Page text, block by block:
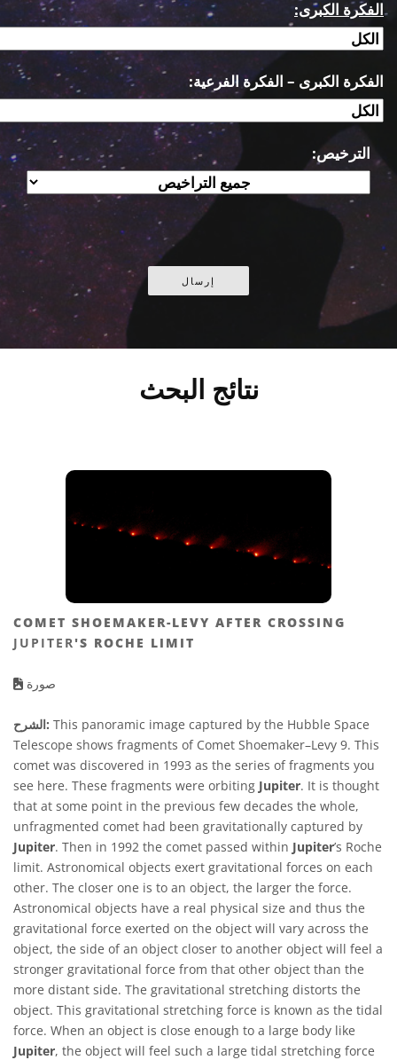
الفكرة الكبرى:
الفكرة الكبرى – الفكرة الفرعية:
الترخيص:
نتائج البحث
COMET SHOEMAKER-LEVY AFTER CROSSING
JUPITER'S ROCHE LIMIT
صورة
الشرح: This panoramic image captured by the Hubble Space
Telescope shows fragments of Comet Shoemaker–Levy 9. This
comet was discovered in 1993 as the series of fragments you
see here. These fragments were orbiting Jupiter. It is thought
that at some point in the previous few decades the whole,
unfragmented comet had been gravitationally captured by
Jupiter. Then in 1992 the comet passed within Jupiter’s Roche
limit. Astronomical objects exert gravitational forces on each
other. The closer one is to an object, the larger the force.
Astronomical objects have a real physical size and thus the
gravitational force exerted on the object will vary across the
object, the side of an object closer to another object will feel a
stronger gravitational force from that other object than the
more distant side. The gravitational stretching distorts the
object. This gravitational stretching force is known as the tidal
force. When an object is close enough to a large body like
Jupiter, the object will feel such a large tidal stretching force